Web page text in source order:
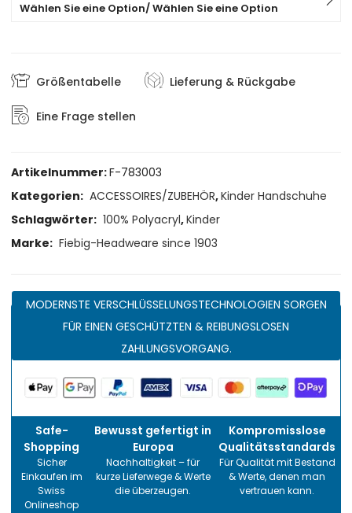
Wählen Sie eine Option/ Wählen Sie eine Option
Größentabelle Lieferung & Rückgabe
Eine Frage stellen
Artikelnummer:F-783003
Kategorien: ACCESSOIRES/ZUBEHÖR,Kinder Handschuhe
Schlagwörter: 100% Polyacryl,Kinder
Marke: Fiebig-Headweare since 1903
MODERNSTE VERSCHLÜSSELUNGSTECHNOLOGIEN SORGEN
FÜR EINEN GESCHÜTZTEN & REIBUNGSLOSEN
ZAHLUNGSVORGANG.
Safe-
Shopping
Sicher
Einkaufen im
Swiss
Onlineshop
Bewusst gefertigt in
Europa
Nachhaltigkeit – für
kurze Lieferwege & Werte
die überzeugen.
Kompromisslose
Qualitätsstandards
Für Qualität mit Bestand
& Werte, denen man
vertrauen kann.